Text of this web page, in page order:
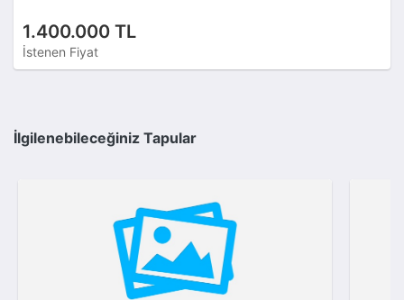
1.400.000 TL
İstenen Fiyat
İlgilenebileceğiniz Tapular